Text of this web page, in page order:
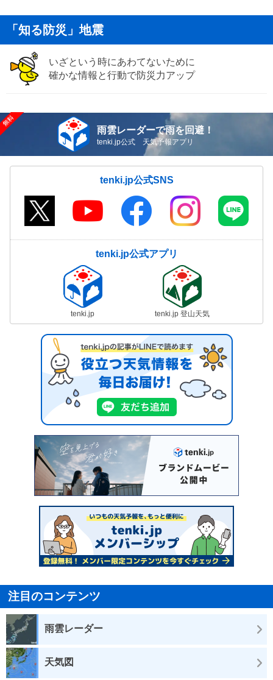
「知る防災」地震
いざという時にあわてないために
確かな情報と行動で防災力アップ
雨雲レーダーで雨を回避！
tenki.jp公式 天気予報アプリ
tenki.jp公式SNS
tenki.jp公式アプリ
tenki.jp tenki.jp 登山天気
注目のコンテンツ
雨雲レーダー
天気図